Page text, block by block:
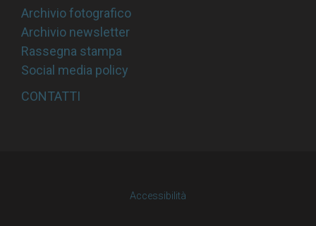
Archivio fotografico
Archivio newsletter
Rassegna stampa
Social media policy
CONTATTI
Accessibilità